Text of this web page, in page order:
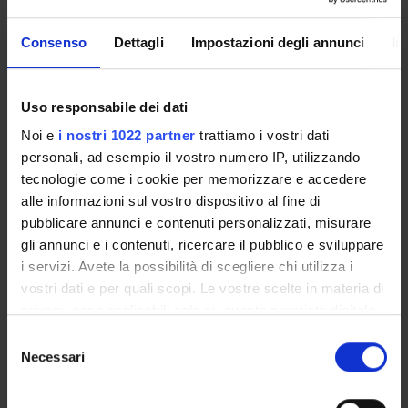
Consenso Dettagli Impostazioni degli annunci
Uso responsabile dei dati
Noi e i nostri 1022 partner trattiamo i vostri dati
personali, ad esempio il vostro numero IP, utilizzando
tecnologie come i cookie per memorizzare e accedere
alle informazioni sul vostro dispositivo al fine di
pubblicare annunci e contenuti personalizzati, misurare
gli annunci e i contenuti, ricercare il pubblico e sviluppare
i servizi. Avete la possibilità di scegliere chi utilizza i
vostri dati e per quali scopi. Le vostre scelte in materia di
modificare o revocare il proprio consenso in qualsiasi
momento dalla Dichiarazione sui cookie o facendo clic
delNecessari
Insegnamenti
Bacheca avvisi
Organi collegiali e di governo
Documenti
Servizio Studenti Internazionali
SEMESTRE FILTRO